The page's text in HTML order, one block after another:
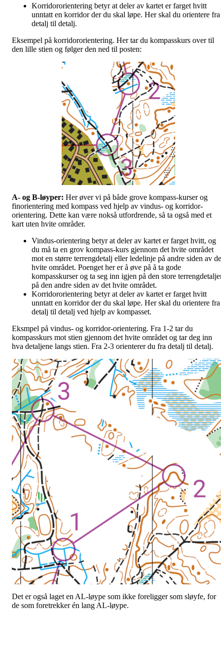
Korridororientering betyr at deler av kartet er farget hvitt
unntatt en korridor der du skal løpe. Her skal du orientere fra
detalj til detalj.
Eksempel på korridororientering. Her tar du kompasskurs over til
den lille stien og følger den ned til posten:
A- og B-løyper: Her øver vi på både grove kompass-kurser og
finorientering med kompass ved hjelp av vindus- og korridor-
orientering. Dette kan være nokså utfordrende, så ta også med et
kart uten hvite områder.
Vindus-orientering betyr at deler av kartet er farget hvitt, og
du må ta en grov kompass-kurs gjennom det hvite området
mot en større terrengdetalj eller ledelinje på andre siden av
hvite området. Poenget her er å øve på å ta gode
kompasskurser og ta seg inn igjen på den store
på den andre siden av det hvite området.
Korridororientering betyr at deler av kartet er farget hvitt
unntatt en korridor der du skal løpe. Her skal du orientere fra
detalj til detalj ved hjelp av kompasset.
Eksmpel på vindus- og korridor-orientering. Fra 1-2 tar du
kompasskurs mot stien gjennom det hvite området og tar deg inn
hva detaljene langs stien. Fra 2-3 orienterer du fra detalj til detalj.
Det er også laget en AL-løype som ikke foreligger som sløyfe, for
de som foretrekker én lang AL-løype.